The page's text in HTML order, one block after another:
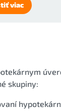
viac
skupiny: